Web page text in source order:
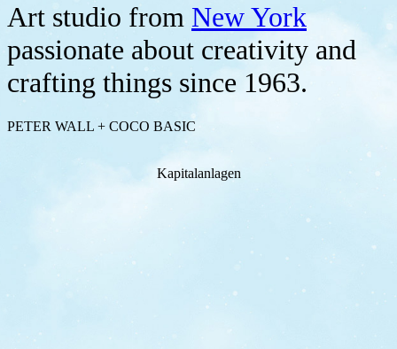
Art studio from New York
passionate about creativity and
crafting things since 1963.
PETER WALL + COCO BASIC
Kapitalanlagen